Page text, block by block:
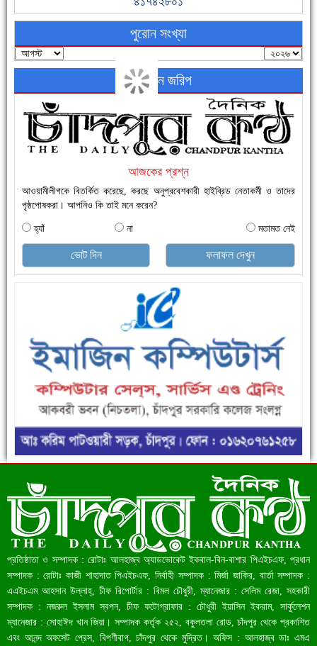
নতুনবাজার ফাঁড়ি পুলিশের অভিযানে ৪০ পিচ ইয়াবাসহ ১ জন গ্রেফতার
এক সপ্তাহে শনাক্ত বেড়েছে ৫৫%, মৃত্যু ৪৬%
ফরিদগঞ্জে ড্রেন ও সড়ক নির্মাণে ধীরগতি জনদুর্ভোগ চরমে
রেকর্ড ৪৫.৪৬ বিলিয়ন ডলারের রিজার্ভ
পুরোন সংখ্যা
অনলাইন জরিপ
আজকের প্রশ্ন
আওয়ামীলীগকে বিতর্কিত করেছে, করছে অনুপ্রবেশকারী হাইব্রিড নেতাকর্মী ও তাদের
পৃষ্ঠপোষকরা। আপনিও কি তাই মনে করেন?
হ্যাঁ না মতামত নেই
ভোট দিন ফলাফল দেখুন
প্রতিষ্ঠাতা ও সম্পাদক : রোটাঃ আলহাজ্ব অ্যাডভোকেট ইকবাল-বিন-বাশার পিএইচএফ, প্রধান
সম্পাদক : রোটাঃ কাজী শাহাদাত পিএইচএফ, নির্বাহী সম্পাদক : মির্জা জাকির, বার্তা সম্পাদক :
এএইচএম আহসান উল্লাহ্, চীফ রিপোর্টার : বিমল চৌধুরী, ম্যানেজার : সেলিম রেজা, সহকারী
সম্পাদক : নজরুল ইসলাম স্বপন, চীফ ফটোগ্রাফার : চৌধুরী ইয়াসিন ইকরাম, সার্কুলেশন
ম্যানেজার : সোহাঈদ খান জিয়া। সম্পাদক কর্তৃক ২৫২, বকুলতলা রোড, চাঁদপুর থেকে প্রকাশিত
এবং আনন্দ অফসেট প্রেস, বিপণীবাগ, চাঁদপুর থেকে মুদ্রিত। অফিস : আলহাজ্ব ডাঃ এমএ